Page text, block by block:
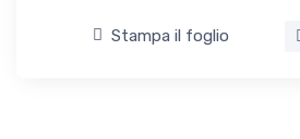
Stampa il foglio